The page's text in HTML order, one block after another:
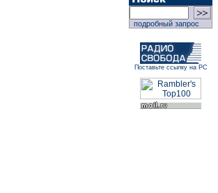
подробный запрос
Поставьте ссылку на РС